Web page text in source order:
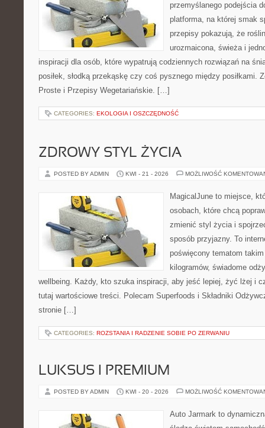
przemyślanego podejścia
platforma, na której smak
przepisy pokazują, że
urozmaicona, świeża i
inspiracji dla osób, które wypatrują codziennych rozwiązań na
posiłek, słodką przekąskę czy coś pysznego między posiłkami.
Proste i Przepisy Wegetariańskie. […]
CATEGORIES: EKOLOGIA I OSZCZĘDNOŚĆ
ZDROWY STYL ŻYCIA
POSTED BY ADMIN KWI - 21 - 2026 MOŻLIWOŚĆ
MagicalJune to miejsce,
osobach, które chcą
zmienić styl życia i
sposób przyjazny. To
poświęcony tematom
kilogramów, świadome
wellbeing. Każdy, kto szuka inspiracji, aby jeść lepiej, żyć lżej i
tutaj wartościowe treści. Polecam Superfoods i Składniki
stronie […]
CATEGORIES: ROZSTANIA I RADZENIE SOBIE PO ZERWANIU
LUKSUS I PREMIUM
POSTED BY ADMIN KWI - 20 - 2026 MOŻLIWOŚĆ
Auto Jarmark to